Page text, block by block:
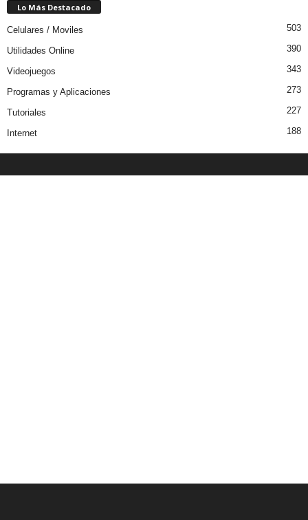
Lo Más Destacado
Celulares / Moviles 503
Utilidades Online 390
Videojuegos 343
Programas y Aplicaciones 273
Tutoriales 227
Internet 188